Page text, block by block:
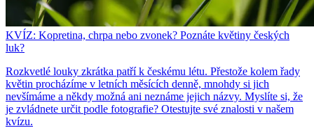
KVÍZ: Kopretina, chrpa nebo zvonek? Poznáte květiny českých
luk?
Rozkvetlé louky zkrátka patří k českému létu. Přestože kolem řady
květin procházíme v letních měsících denně, mnohdy si jich
nevšímáme a někdy možná ani neznáme jejich názvy. Myslíte si, že
je zvládnete určit podle fotografie? Otestujte své znalosti v našem
kvízu.